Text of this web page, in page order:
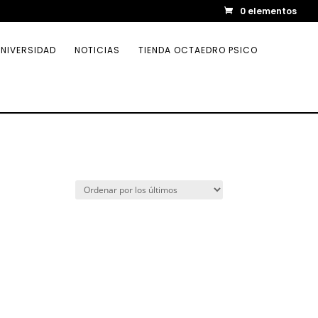
0 elementos
NOTICIAS TIENDA OCTAEDRO PSICO